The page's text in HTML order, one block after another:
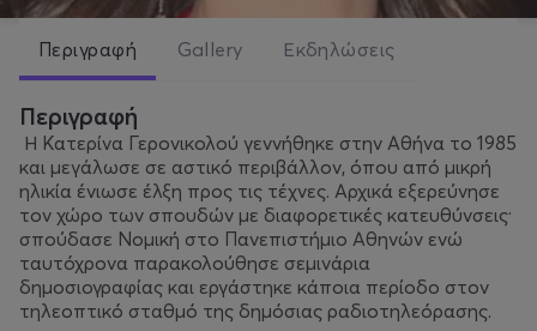
Περιγραφή Gallery Εκδηλώσεις
Περιγραφή
Η Κατερίνα Γερονικολού γεννήθηκε στην Αθήνα το 1985
και μεγάλωσε σε αστικό περιβάλλον, όπου από μικρή
ηλικία ένιωσε έλξη προς τις τέχνες. Αρχικά εξερεύνησε
τον χώρο των σπουδών με διαφορετικές κατευθύνσεις·
σπούδασε Νομική στο Πανεπιστήμιο Αθηνών ενώ
ταυτόχρονα παρακολούθησε σεμινάρια
δημοσιογραφίας και εργάστηκε κάποια περίοδο στον
τηλεοπτικό σταθμό της δημόσιας ραδιοτηλεόρασης.